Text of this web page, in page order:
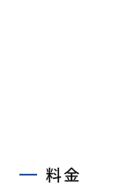
料金